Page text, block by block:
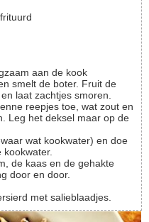
aan de kook
laat zachtjes smoren.
Leg het deksel maar op de
kookwater.
door en door.
met salieblaadjes.